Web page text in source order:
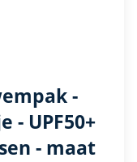
-
- UPF50+
- maat